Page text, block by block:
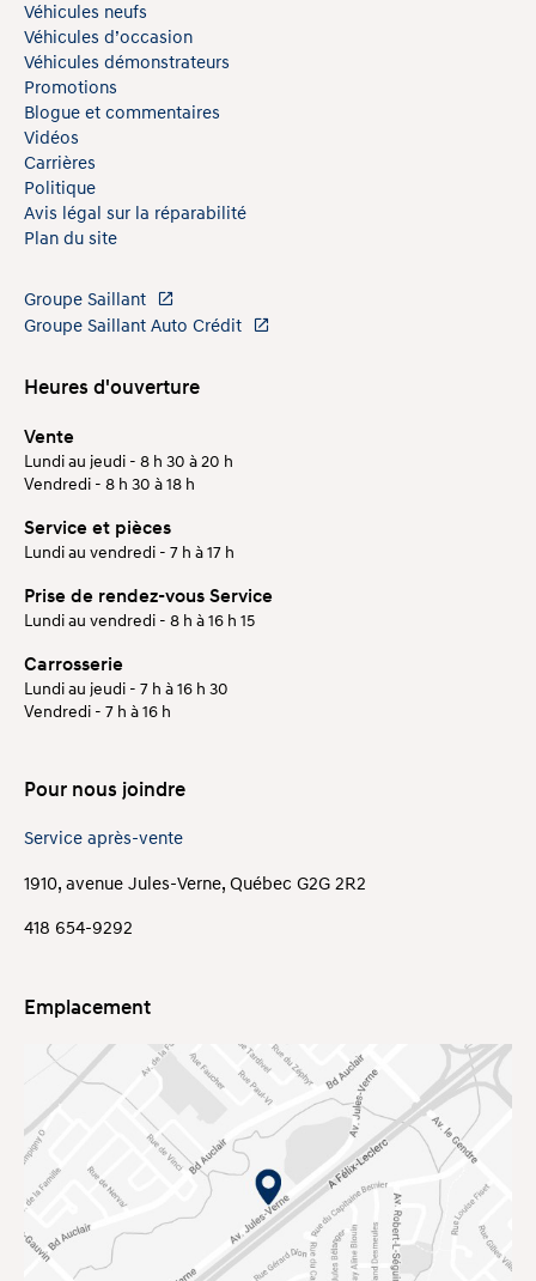
Véhicules neufs
Véhicules d’occasion
Véhicules démonstrateurs
Promotions
Blogue et commentaires
Vidéos
Carrières
Politique
Avis légal sur la réparabilité
Plan du site
Groupe Saillant
Groupe Saillant Auto Crédit
Heures d'ouverture
Vente
Lundi au jeudi - 8 h 30 à 20 h
Vendredi - 8 h 30 à 18 h
Service et pièces
Lundi au vendredi - 7 h à 17 h
Prise de rendez-vous Service
Lundi au vendredi - 8 h à 16 h 15
Carrosserie
Lundi au jeudi - 7 h à 16 h 30
Vendredi - 7 h à 16 h
Pour nous joindre
Service après-vente
1910, avenue Jules-Verne, Québec G2G 2R2
418 654-9292
Emplacement